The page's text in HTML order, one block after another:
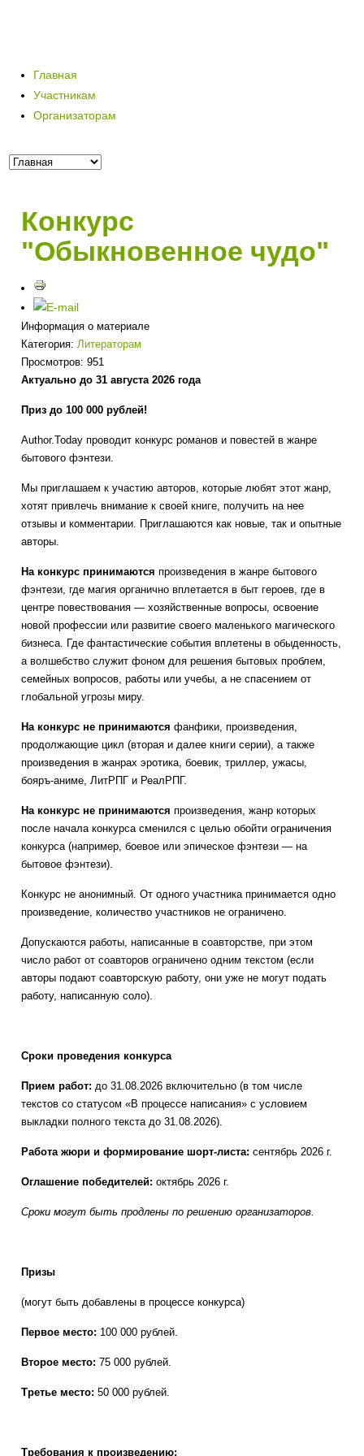
Главная
Участникам
Организаторам
Конкурс
"Обыкновенное чудо"
Информация о материале
Категория:Литераторам
Просмотров: 951
Актуально до 31 августа 2026 года
Приз до 100 000 рублей!
Author.Today проводит конкурс романов и повестей в жанре
бытового фэнтези.
Мы приглашаем к участию авторов, которые любят этот жанр,
хотят привлечь внимание к своей книге, получить на нее
отзывы и комментарии. Приглашаются как новые, так и опытные
авторы.
На конкурс принимаются произведения в жанре бытового
фэнтези, где магия органично вплетается в быт героев, где в
центре повествования — хозяйственные вопросы, освоение
новой профессии или развитие своего маленького магического
бизнеса. Где фантастические события вплетены в обыденность,
а волшебство служит фоном для решения бытовых проблем,
семейных вопросов, работы или учебы, а не спасением от
глобальной угрозы миру.
На конкурс не принимаются фанфики, произведения,
продолжающие цикл (вторая и далее книги серии), а также
произведения в жанрах эротика, боевик, триллер, ужасы,
бояръ-аниме, ЛитРПГ и РеалРПГ.
На конкурс не принимаются произведения, жанр которых
после начала конкурса сменился с целью обойти ограничения
конкурса (например, боевое или эпическое фэнтези — на
бытовое фэнтези).
Конкурс не анонимный. От одного участника принимается одно
произведение, количество участников не ограничено.
Допускаются работы, написанные в соавторстве, при этом
число работ от соавторов ограничено одним текстом (если
авторы подают соавторскую работу, они уже не могут подать
работу, написанную соло).
Сроки проведения конкурса
Прием работ: до 31.08.2026 включительно (в том числе
текстов со статусом «В процессе написания» с условием
выкладки полного текста до 31.08.2026).
Работа жюри и формирование шорт-листа: сентябрь 2026 г.
Оглашение победителей: октябрь 2026 г.
Сроки могут быть продлены по решению организаторов.
Призы
(могут быть добавлены в процессе конкурса)
Первое место: 100 000 рублей.
Второе место: 75 000 рублей.
Третье место: 50 000 рублей.
Требования к произведению: